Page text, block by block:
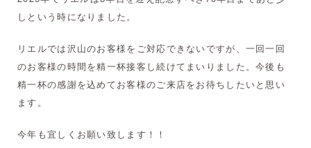
しという時になりました。
リエルでは沢山のお客様をご対応できないですが、一回一回
のお客様の時間を精一杯接客し続けてまいりました。今後も
精一杯の感謝を込めてお客様のご来店をお待ちしたいと思い
ます。
今年も宜しくお願い致します！！